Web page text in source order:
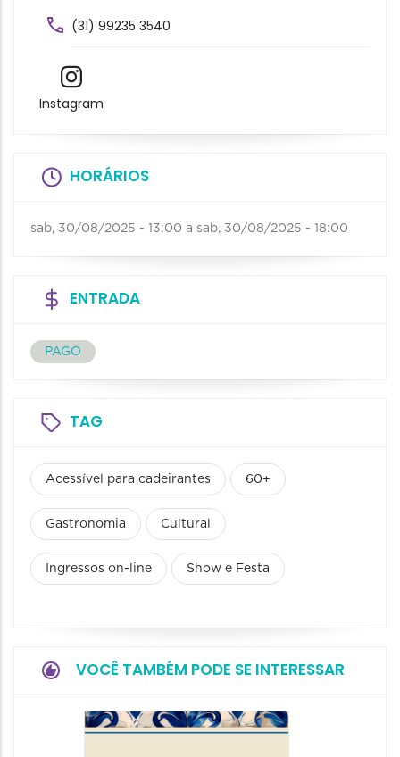
(31) 99235 3540
Instagram
HORÁRIOS
sab, 30/08/2025 - 13:00 a sab, 30/08/2025 - 18:00
ENTRADA
PAGO
TAG
Acessível para cadeirantes 60+
Gastronomia Cultural
Ingressos on-line Show e Festa
VOCÊ TAMBÉM PODE SE INTERESSAR